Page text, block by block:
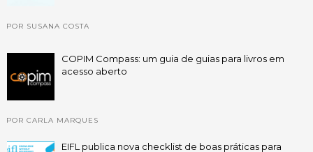
POR SUSANA COSTA
COPIM Compass: um guia de guias para livros em
acesso aberto
POR CARLA MARQUES
EIFL publica nova checklist de boas práticas para